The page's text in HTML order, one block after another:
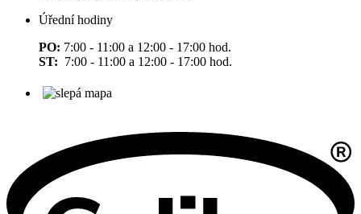
Úřední hodiny
PO: 7:00 - 11:00 a 12:00 - 17:00 hod.
ST: 7:00 - 11:00 a 12:00 - 17:00 hod.